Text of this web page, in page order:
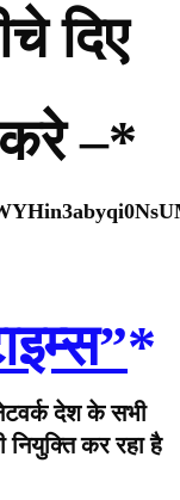
दिए
–*
*
देश के सभी
नियुक्ति कर रहा है